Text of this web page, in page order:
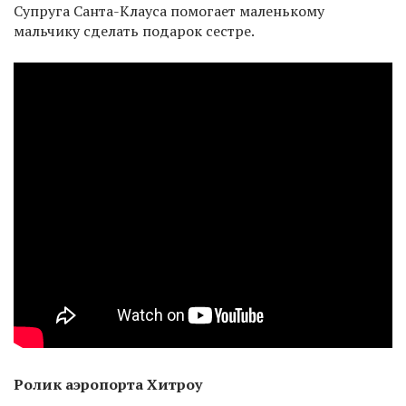
Супруга Санта-Клауса помогает маленькому
мальчику сделать подарок сестре.
Ролик аэропорта Хитроу